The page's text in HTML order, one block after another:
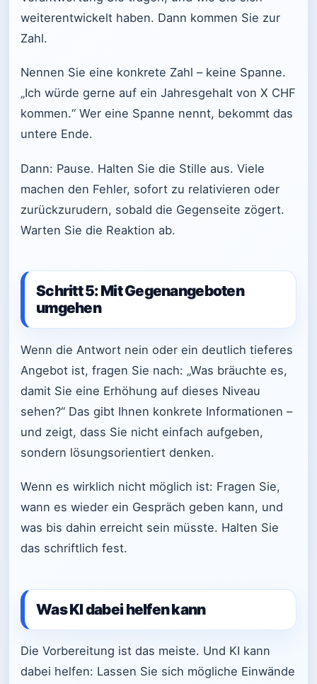
weiterentwickelt haben. Dann kommen Sie zur
Zahl.
Nennen Sie eine konkrete Zahl – keine Spanne.
„Ich würde gerne auf ein Jahresgehalt von X CHF
kommen.“ Wer eine Spanne nennt, bekommt das
untere Ende.
Dann: Pause. Halten Sie die Stille aus. Viele
machen den Fehler, sofort zu relativieren oder
zurückzurudern, sobald die Gegenseite zögert.
Warten Sie die Reaktion ab.
Schritt 5: Mit Gegenangeboten
umgehen
Wenn die Antwort nein oder ein deutlich tieferes
Angebot ist, fragen Sie nach: „Was bräuchte es,
damit Sie eine Erhöhung auf dieses Niveau
sehen?“ Das gibt Ihnen konkrete Informationen –
und zeigt, dass Sie nicht einfach aufgeben,
sondern lösungsorientiert denken.
Wenn es wirklich nicht möglich ist: Fragen Sie,
wann es wieder ein Gespräch geben kann, und
was bis dahin erreicht sein müsste. Halten Sie
das schriftlich fest.
Was KI dabei helfen kann
Die Vorbereitung ist das meiste. Und KI kann
dabei helfen: Lassen Sie sich mögliche Einwände